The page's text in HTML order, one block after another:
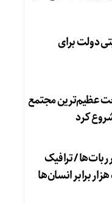
دولت برای
عظیم‌ترین مجتمع
کرد
ربات‌ها / ترافیک
هزار برابر انسان‌ها